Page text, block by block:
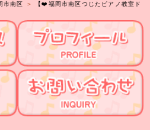
市南区 ＞
【❤️福岡市南区つじたピアノ教室ド